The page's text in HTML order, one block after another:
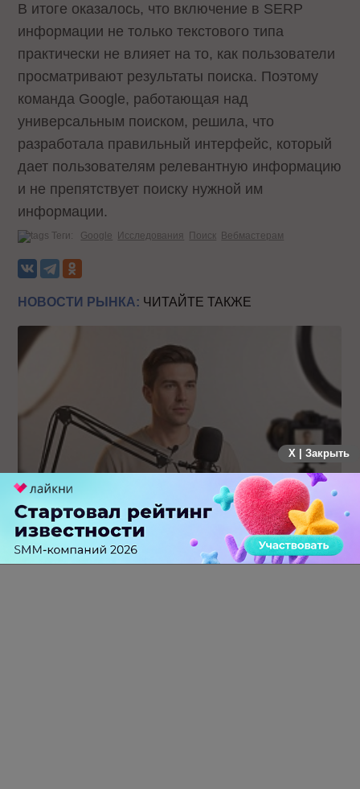
В итоге оказалось, что включение в SERP
информации не только текстового типа
практически не влияет на то, как пользователи
просматривают результаты поиска. Поэтому
команда Google, работающая над
универсальным поиском, решила, что
разработала правильный интерфейс, который
дает пользователям релевантную информацию
и не препятствует поиску нужной им
информации.
Теги: Google Исследования Поиск Вебмастерам
НОВОСТИ РЫНКА: ЧИТАЙТЕ ТАКЖЕ
Российский рынок инфлюенс-маркетинга вошел в фазу
стагнации после нескольких лет роста
X | Закрыть